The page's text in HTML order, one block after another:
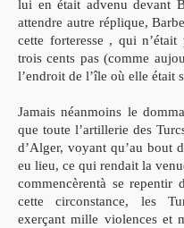
lui en était advenu devant
attendre autre réplique,
cette forteresse , qui
trois cents pas (comme
l’endroit de l’île où elle était
Jamais néanmoins le
que toute l’artillerie des
d’Alger, voyant qu’au bout
eu lieu, ce qui rendait la
commencèrentà se repentir
cette circonstance, les
exerçant mille violences et